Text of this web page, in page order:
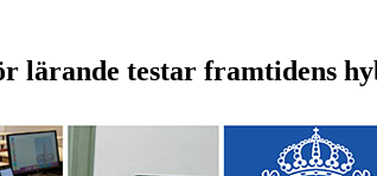
lärande testar framtidens